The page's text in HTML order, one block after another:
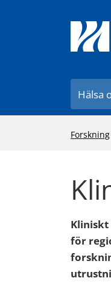
Hälsa
Forskning
Kliniskt
för